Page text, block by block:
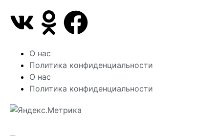
О нас
Политика конфиденциальности
О нас
Политика конфиденциальности